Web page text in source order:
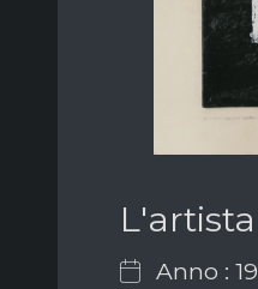
Anno :